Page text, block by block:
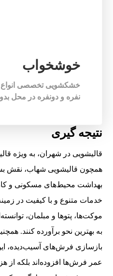
خوشخواب
خشکشویی تخصصی
نفره و دونفره در محل
نتیجه گیری
قالیشویی در شهران، به ویژه
همچون قالیشویی شهاب، نقش
بهداشت محیط‌های مسکونی و کاری
خدمات متنوع و با کیفیت در
موکت‌ها، پتوها و مبلمان،
به بهترین نحو برآورده کنند.
بازسازی فرش‌های آسیب‌دیده،
عمر فرش‌ها افزوده‌اند بلکه از